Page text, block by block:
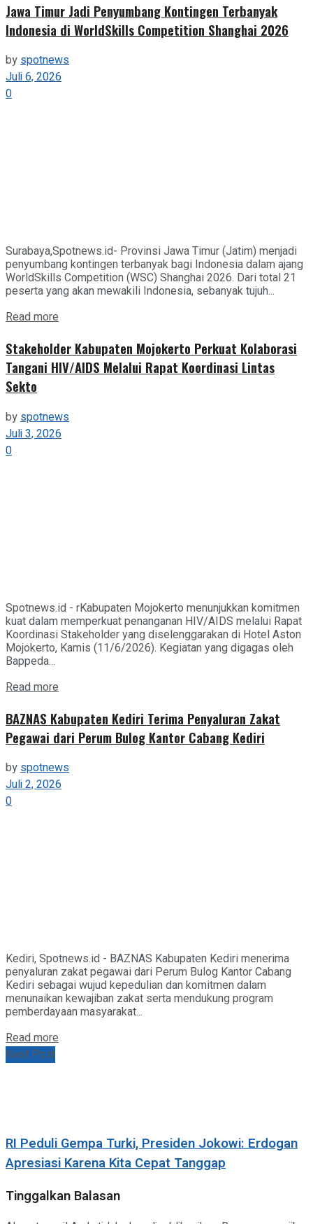
Jawa Timur Jadi Penyumbang Kontingen Terbanyak
Indonesia di WorldSkills Competition Shanghai 2026
byspotnews
Juli 6, 2026
0
Surabaya,Spotnews.id- Provinsi Jawa Timur (Jatim) menjadi
penyumbang kontingen terbanyak bagi Indonesia dalam ajang
WorldSkills Competition (WSC) Shanghai 2026. Dari total 21
peserta yang akan mewakili Indonesia, sebanyak tujuh...
Read more
Stakeholder Kabupaten Mojokerto Perkuat Kolaborasi
Tangani HIV/AIDS Melalui Rapat Koordinasi Lintas
Sekto
byspotnews
Juli 3, 2026
0
Spotnews.id - rKabupaten Mojokerto menunjukkan komitmen
kuat dalam memperkuat penanganan HIV/AIDS melalui Rapat
Koordinasi Stakeholder yang diselenggarakan di Hotel Aston
Mojokerto, Kamis (11/6/2026). Kegiatan yang digagas oleh
Bappeda...
Read more
BAZNAS Kabupaten Kediri Terima Penyaluran Zakat
Pegawai dari Perum Bulog Kantor Cabang Kediri
byspotnews
Juli 2, 2026
0
Kediri, Spotnews.id - BAZNAS Kabupaten Kediri menerima
penyaluran zakat pegawai dari Perum Bulog Kantor Cabang
Kediri sebagai wujud kepedulian dan komitmen dalam
menunaikan kewajiban zakat serta mendukung program
pemberdayaan masyarakat...
Read more
Next Post
RI Peduli Gempa Turki, Presiden Jokowi: Erdogan
Apresiasi Karena Kita Cepat Tanggap
Tinggalkan Balasan